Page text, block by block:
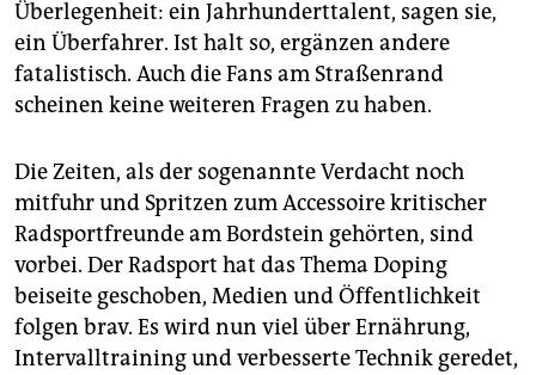
Überlegenheit: ein Jahrhunderttalent, sagen sie,
ein Überfahrer. Ist halt so, ergänzen andere
fatalistisch. Auch die Fans am Straßenrand
scheinen keine weiteren Fragen zu haben.
Die Zeiten, als der sogenannte Verdacht noch
mitfuhr und Spritzen zum Accessoire kritischer
Radsportfreunde am Bordstein gehörten, sind
vorbei. Der Radsport hat das Thema Doping
beiseite geschoben, Medien und Öffentlichkeit
folgen brav. Es wird nun viel über Ernährung,
Intervalltraining und verbesserte Technik geredet,